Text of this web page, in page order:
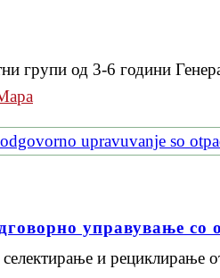
групи од 3-6 години
управување со
и рециклирање